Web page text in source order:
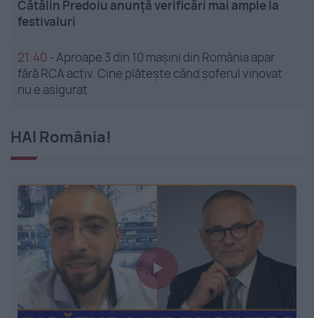
Cătălin Predoiu anunță verificări mai ample la
festivaluri
21:40 -Aproape 3 din 10 mașini din România apar
fără RCA activ. Cine plătește când șoferul vinovat
nu e asigurat
HAI România!